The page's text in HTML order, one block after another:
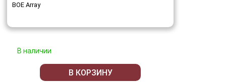
BOE Array
В наличии
В КОРЗИНУ